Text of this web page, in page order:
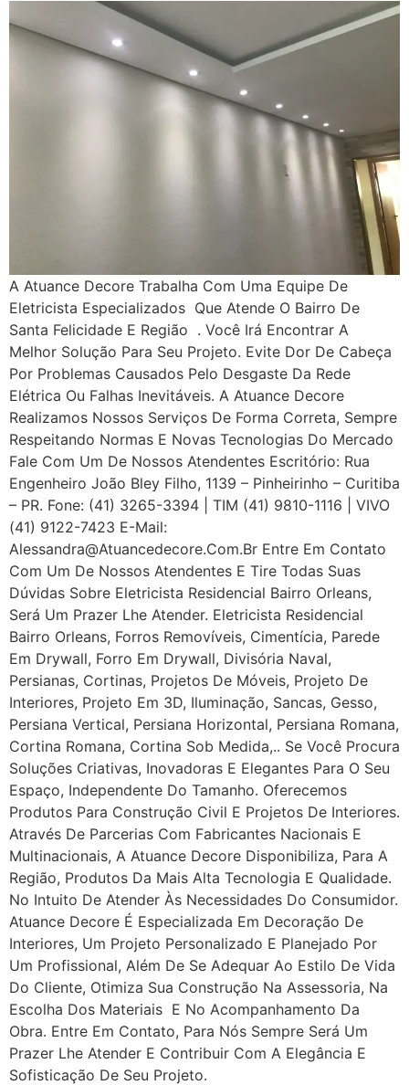
A Atuance Decore Trabalha Com Uma Equipe De
Eletricista Especializados Que Atende O Bairro De
Santa Felicidade E Região . Você Irá Encontrar A
Melhor Solução Para Seu Projeto. Evite Dor De Cabeça
Por Problemas Causados Pelo Desgaste Da Rede
Elétrica Ou Falhas Inevitáveis. A Atuance Decore
Realizamos Nossos Serviços De Forma Correta, Sempre
Respeitando Normas E Novas Tecnologias Do Mercado
Fale Com Um De Nossos Atendentes Escritório: Rua
Engenheiro João Bley Filho, 1139 – Pinheirinho – Curitiba
– PR. Fone: (41) 3265-3394 | TIM (41) 9810-1116 | VIVO
(41) 9122-7423 E-Mail:
Alessandra@atuancedecore.com.br Entre Em Contato
Com Um De Nossos Atendentes E Tire Todas Suas
Dúvidas Sobre Eletricista Residencial Bairro Orleans,
Será Um Prazer Lhe Atender. Eletricista Residencial
Bairro Orleans, Forros Removíveis, Cimentícia, Parede
Em Drywall, Forro Em Drywall, Divisória Naval,
Persianas, Cortinas, Projetos De Móveis, Projeto De
Interiores, Projeto Em 3D, Iluminação, Sancas, Gesso,
Persiana Vertical, Persiana Horizontal, Persiana Romana,
Cortina Romana, Cortina Sob Medida,.. Se Você Procura
Soluções Criativas, Inovadoras E Elegantes Para O Seu
Espaço, Independente Do Tamanho. Oferecemos
Produtos Para Construção Civil E Projetos De Interiores.
Através De Parcerias Com Fabricantes Nacionais E
Multinacionais, A Atuance Decore Disponibiliza, Para A
Região, Produtos Da Mais Alta Tecnologia E Qualidade.
No Intuito De Atender Às Necessidades Do Consumidor.
Atuance Decore É Especializada Em Decoração De
Interiores, Um Projeto Personalizado E Planejado Por
Um Profissional, Além De Se Adequar Ao Estilo De Vida
Do Cliente, Otimiza Sua Construção Na Assessoria, Na
Escolha Dos Materiais E No Acompanhamento Da
Obra. Entre Em Contato, Para Nós Sempre Será Um
Prazer Lhe Atender E Contribuir Com A Elegância E
Sofisticação De Seu Projeto.